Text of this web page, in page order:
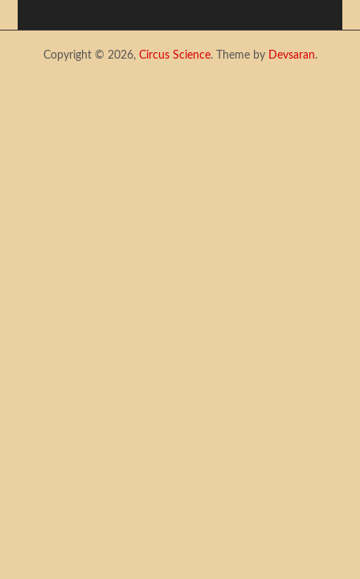
Copyright © 2026, Circus Science. Theme by Devsaran.